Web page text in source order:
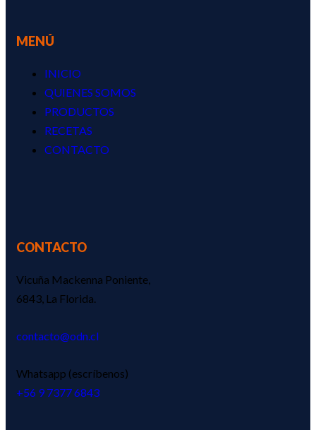
MENÚ
INICIO
QUIENES SOMOS
PRODUCTOS
RECETAS
CONTACTO
CONTACTO
Vicuña Mackenna Poniente,
6843, La Florida.
contacto@odn.cl
Whatsapp (escríbenos)
‪+56 9 7377 6843‬